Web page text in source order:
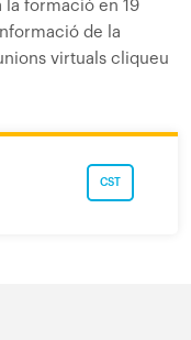
la formació en 19
de la
virtuals cliqueu
CST